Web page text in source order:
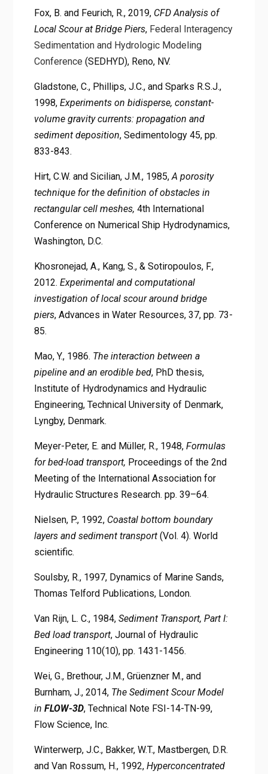
Fox, B. and Feurich, R., 2019, CFD Analysis of
Local Scour at Bridge Piers, Federal Interagency
Sedimentation and Hydrologic Modeling
Conference (SEDHYD), Reno, NV.
Gladstone, C., Phillips, J.C., and Sparks R.S.J.,
1998, Experiments on bidisperse, constant-
volume gravity currents: propagation and
sediment deposition, Sedimentology 45, pp.
833-843.
Hirt, C.W. and Sicilian, J.M., 1985,A porosity
technique for the definition of obstacles in
rectangular cell meshes, 4th International
Conference on Numerical Ship Hydrodynamics,
Washington, D.C.
Khosronejad, A., Kang, S., & Sotiropoulos, F.,
2012. Experimental and computational
investigation of local scour around bridge
piers, Advances in Water Resources, 37, pp. 73-
85.
Mao, Y., 1986. The interaction between a
pipeline and an erodible bed, PhD thesis,
Institute of Hydrodynamics and Hydraulic
Engineering, Technical University of Denmark,
Lyngby, Denmark.
Meyer-Peter, E. and Müller, R., 1948, Formulas
for bed-load transport, Proceedings of the 2nd
Meeting of the International Association for
Hydraulic Structures Research. pp. 39–64.
Nielsen, P., 1992, Coastal bottom boundary
layers and sediment transport(Vol. 4). World
scientific.
Soulsby, R., 1997, Dynamics of Marine Sands,
Thomas Telford Publications, London.
Van Rijn, L. C., 1984, Sediment Transport, Part I:
Bed load transport, Journal of Hydraulic
Engineering 110(10), pp. 1431-1456.
Wei, G., Brethour, J.M., Grüenzner M., and
Burnham, J., 2014, The Sediment Scour Model
in FLOW-3D, Technical Note FSI-14-TN-99,
Flow Science, Inc.
Winterwerp, J.C., Bakker, W.T., Mastbergen, D.R.
and Van Rossum, H., 1992,Hyperconcentrated